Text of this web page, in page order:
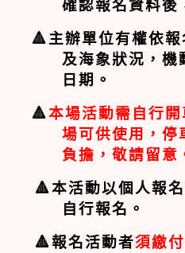
確認報名資料後
🔺 主辦單位有權依
及海象狀況，機
日期。
🔺本場活動需自行
場可供使用，停
負擔，敬請留意
🔺本活動以個人報
自行報名。
🔺報名活動者須繳